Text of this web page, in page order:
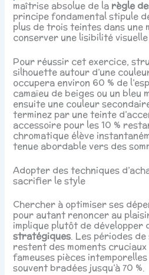
maîtrise absolue de la règle
principe fondamental stipule
plus de trois teintes dans une
conserver une lisibilité visuelle
Pour réussir cet exercice,
silhouette autour d’une
occupera environ 60 % de
camaïeu de beiges ou un bleu
ensuite une couleur
terminez par une teinte
accessoire pour les 10 %
chromatique élève
tenue abordable vers des
Adopter des techniques
sacrifier le style
Chercher à optimiser ses
pour autant renoncer au
implique plutôt de développer
stratégiques. Les périodes
restent des moments
fameuses pièces
souvent bradées jusqu’à 70 %.